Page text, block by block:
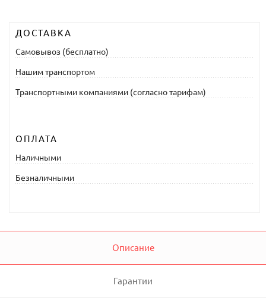
ДОСТАВКА
Самовывоз (бесплатно)
Нашим транспортом
Транспортными компаниями (согласно тарифам)
ОПЛАТА
Наличными
Безналичными
Описание
Гарантии